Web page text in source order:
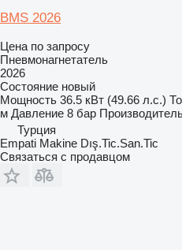
BMS 2026
Цена по запросу
Пневмонагнетатель
2026
Состояние новый
Мощность 36.5 кВт (49.66 л.с.)
м Давление 8 бар
Турция
Empati Makine Dış.Tic.San.Tic
Связаться с продавцом